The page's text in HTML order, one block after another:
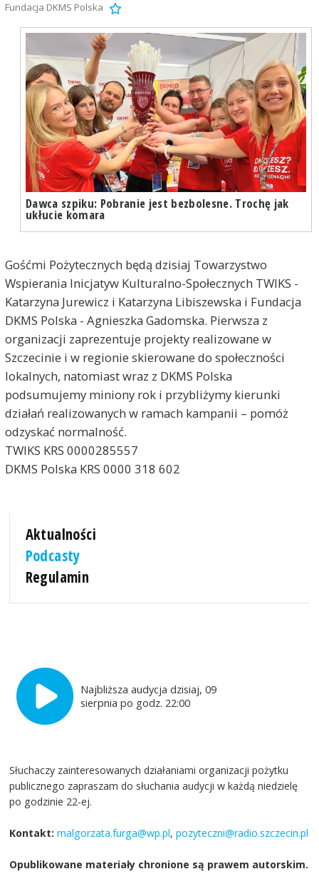
Fundacja DKMS Polska
Dawca szpiku: Pobranie jest bezbolesne. Trochę jak
ukłucie komara
Gośćmi Pożytecznych będą dzisiaj Towarzystwo
Wspierania Inicjatyw Kulturalno-Społecznych TWIKS -
Katarzyna Jurewicz i Katarzyna Libiszewska i Fundacja
DKMS Polska - Agnieszka Gadomska. Pierwsza z
organizacji zaprezentuje projekty realizowane w
Szczecinie i w regionie skierowane do społeczności
lokalnych, natomiast wraz z DKMS Polska
podsumujemy miniony rok i przybliżymy kierunki
działań realizowanych w ramach kampanii – pomóż
odzyskać normalność.
TWIKS KRS 0000285557
DKMS Polska KRS 0000 318 602
Aktualności
Podcasty
Regulamin
Najbliższa audycja dzisiaj, 09
sierpnia po godz. 22:00
Słuchaczy zainteresowanych działaniami organizacji pożytku
publicznego zapraszam do słuchania audycji w każdą niedzielę
po godzinie 22-ej.
Kontakt: malgorzata.furga@wp.pl,pozyteczni@radio.szczecin.pl
Opublikowane materiały chronione są prawem autorskim.